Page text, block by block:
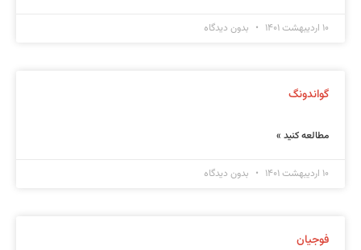
۱۰ اردیبهشت ۱۴۰۱ بدون دیدگاه
گواندونگ
مطالعه کنید »
۱۰ اردیبهشت ۱۴۰۱ بدون دیدگاه
فوجیان